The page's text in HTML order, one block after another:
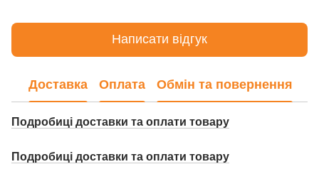
Написати відгук
Доставка Оплата Обмін та повернення
Подробиці доставки та оплати товару
Подробиці доставки та оплати товару